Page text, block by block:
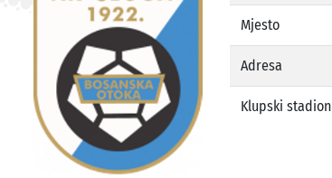
Mjesto
Adresa
Klupski stadion